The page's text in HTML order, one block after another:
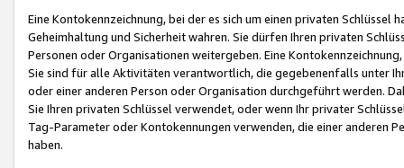
Eine Kontokennzeichnung, bei der es sich um einen privaten
Geheimhaltung und Sicherheit wahren. Sie dürfen Ihren privaten
Personen oder Organisationen weitergeben. Eine
Sie sind für alle Aktivitäten verantwortlich, die gegebenenfalls unter
oder einer anderen Person oder Organisation durchgeführt werden.
Sie Ihren privaten Schlüssel verwendet, oder wenn Ihr privater
Tag-Parameter oder Kontokennungen verwenden, die einer anderen
haben.